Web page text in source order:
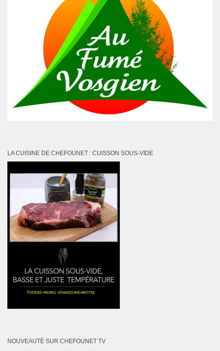
LA CUISINE DE CHEFOUNET : CUISSON SOUS-VIDE
NOUVEAUTÉ SUR CHEFOUNET TV